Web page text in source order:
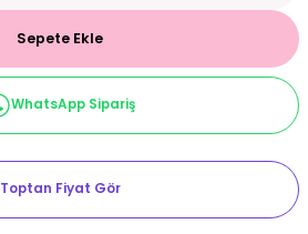
Sepete Ekle
WhatsApp Sipariş
Toptan Fiyat Gör